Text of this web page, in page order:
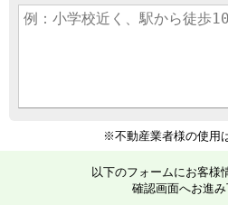
※不動産業者様の使用
以下のフォームにお客様
確認画面へお進み